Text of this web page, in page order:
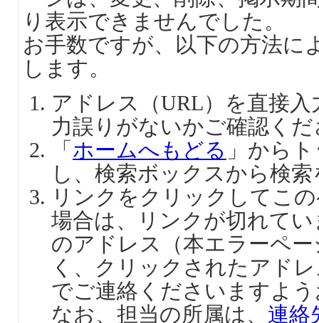
り表示できませんでした。
お手数ですが、以下の方法に
します。
アドレス（URL）を直接
力誤りがないかご確認く
「 ホームへもどる 」から
し、検索ボックスから検
リンクをクリックしてこ
場合は、リンクが切れて
のアドレス（本エラーペ
く、クリックされたアド
でご連絡くださいますよ
なお、担当の所属は、 連絡